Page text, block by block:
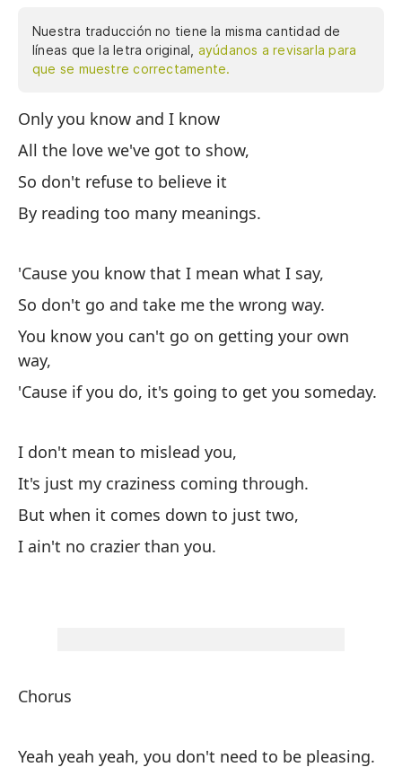
Nuestra traducción no tiene la misma cantidad de
líneas que la letra original, ayúdanos a revisarla para
que se muestre correctamente.
Only you know and I know
All the love we've got to show,
So don't refuse to believe it
By reading too many meanings.
'Cause you know that I mean what I say,
So don't go and take me the wrong way.
You know you can't go on getting your own
way,
'Cause if you do, it's going to get you someday.
I don't mean to mislead you,
It's just my craziness coming through.
But when it comes down to just two,
I ain't no crazier than you.
Chorus
Yeah yeah yeah, you don't need to be pleasing.